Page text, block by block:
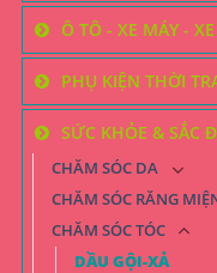
Ô TÔ - XE MÁY -
PHỤ KIỆN THỜI
SỨC KHỎE & SẮC
CHĂM SÓC DA
CHĂM SÓC RĂNG
CHĂM SÓC TÓC
DẦU GỘI-XẢ